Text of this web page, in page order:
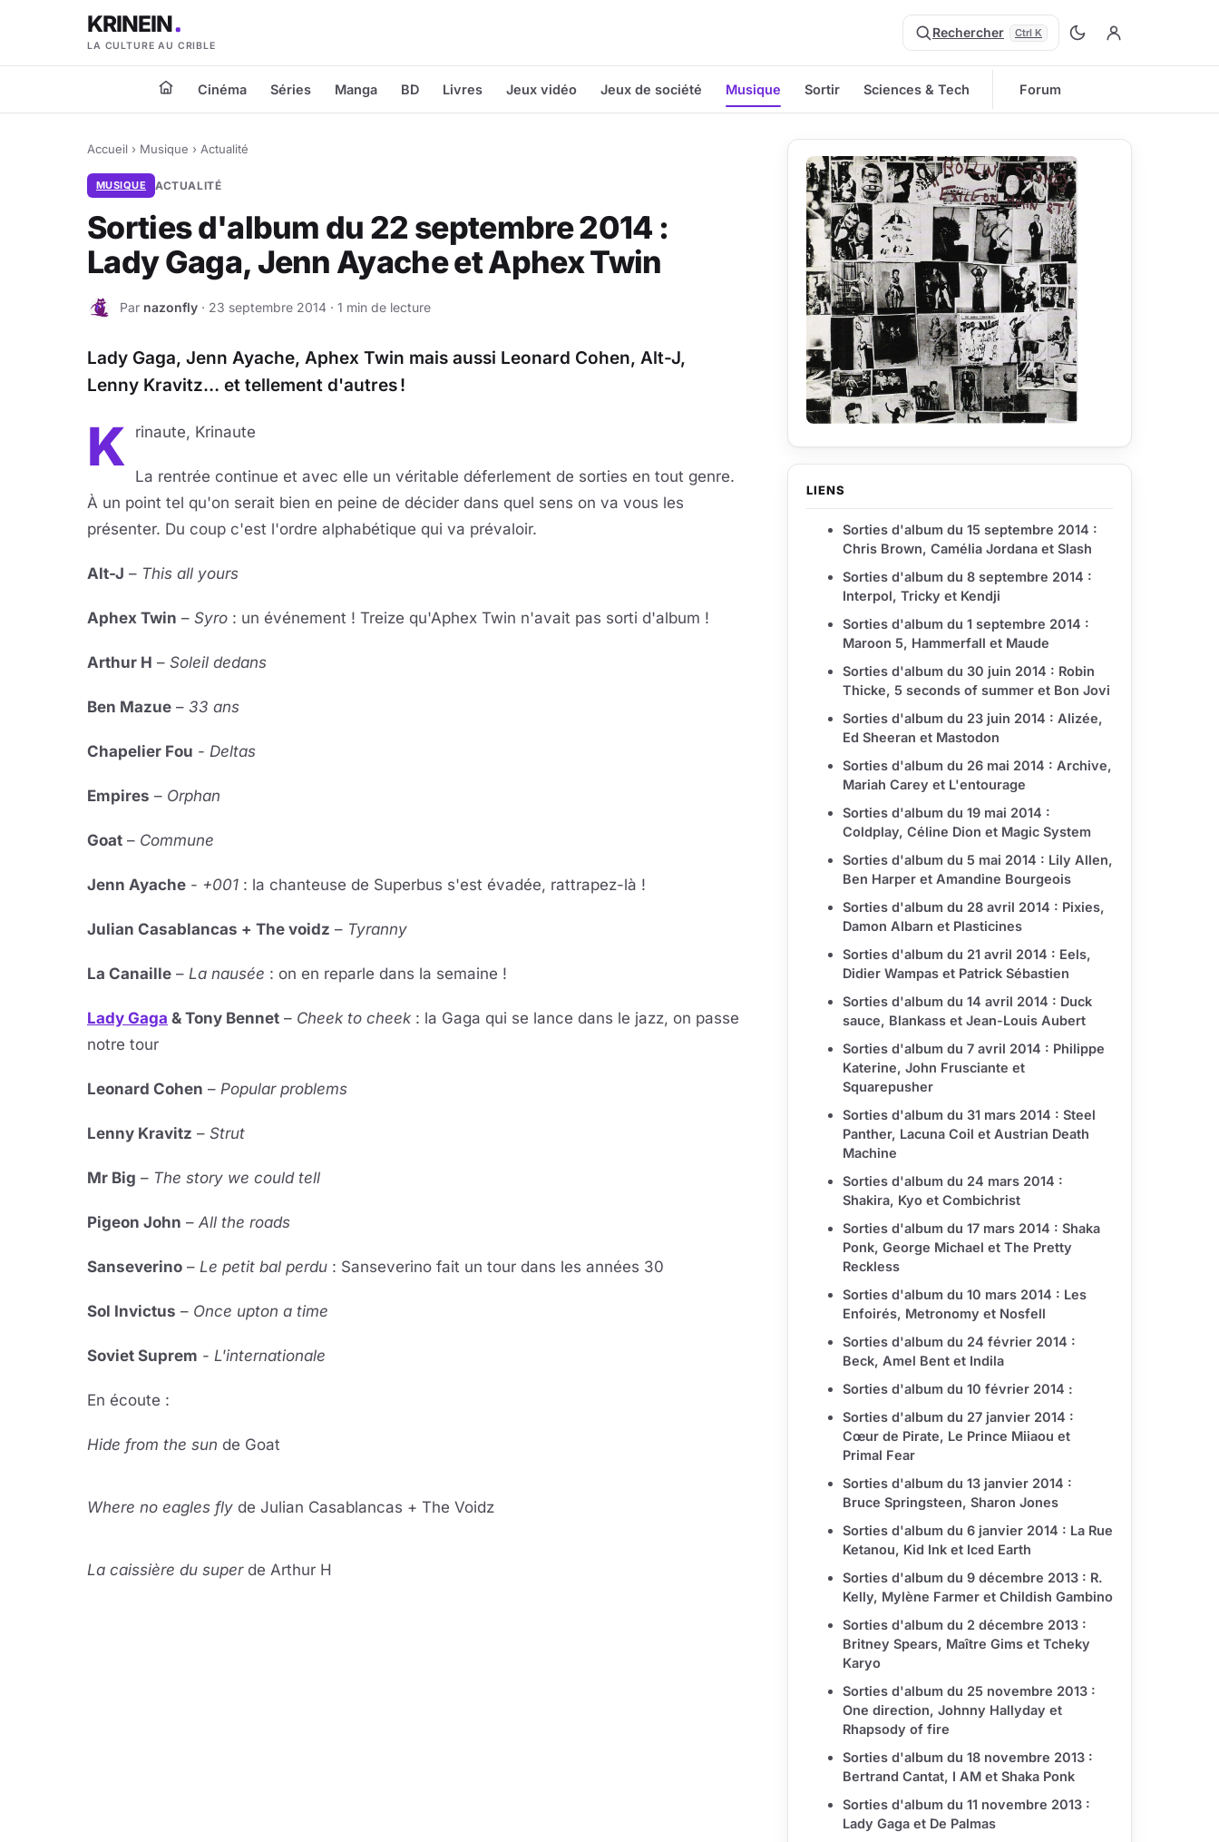
KRINEIN
LA CULTURE AU CRIBLE
Rechercher Ctrl K
Cinéma Séries Manga BD Livres Jeux vidéo Jeux de société Musique Sortir Sciences & Tech Forum
Accueil › Musique › Actualité
MUSIQUE ACTUALITÉ
Sorties d'album du 22 septembre 2014 :
Lady Gaga, Jenn Ayache et Aphex Twin
N Par nazonfly · 23 septembre 2014 · 1 min de lecture
Lady Gaga, Jenn Ayache, Aphex Twin mais aussi Leonard Cohen, Alt-J,
Lenny Kravitz… et tellement d'autres !
K rinaute, Krinaute
La rentrée continue et avec elle un véritable déferlement de sorties en tout genre.
À un point tel qu'on serait bien en peine de décider dans quel sens on va vous les
présenter. Du coup c'est l'ordre alphabétique qui va prévaloir.
Alt-J – This all yours
Aphex Twin – Syro : un événement ! Treize qu'Aphex Twin n'avait pas sorti d'album !
Arthur H – Soleil dedans
Ben Mazue – 33 ans
Chapelier Fou - Deltas
Empires – Orphan
Goat – Commune
Jenn Ayache - +001 : la chanteuse de Superbus s'est évadée, rattrapez-là !
Julian Casablancas + The voidz – Tyranny
La Canaille – La nausée : on en reparle dans la semaine !
Lady Gaga & Tony Bennet – Cheek to cheek : la Gaga qui se lance dans le jazz, on passe
notre tour
Leonard Cohen – Popular problems
Lenny Kravitz – Strut
Mr Big – The story we could tell
Pigeon John – All the roads
Sanseverino – Le petit bal perdu : Sanseverino fait un tour dans les années 30
Sol Invictus – Once upton a time
Soviet Suprem - L'internationale
En écoute :
Hide from the sun de Goat
YouTube · le lecteur se charge au clic
Where no eagles fly de Julian Casablancas + The Voidz
YouTube · le lecteur se charge au clic
La caissière du superde Arthur H
LIENS
Sorties d'album du 15 septembre 2014 :
Chris Brown, Camélia Jordana et Slash
Sorties d'album du 8 septembre 2014 :
Interpol, Tricky et Kendji
Sorties d'album du 1 septembre 2014 :
Maroon 5, Hammerfall et Maude
Sorties d'album du 30 juin 2014 : Robin
Thicke, 5 seconds of summer et Bon Jovi
Sorties d'album du 23 juin 2014 : Alizée,
Ed Sheeran et Mastodon
Sorties d'album du 26 mai 2014 : Archive,
Mariah Carey et L'entourage
Sorties d'album du 19 mai 2014 :
Coldplay, Céline Dion et Magic System
Sorties d'album du 5 mai 2014 : Lily Allen,
Ben Harper et Amandine Bourgeois
Sorties d'album du 28 avril 2014 : Pixies,
Damon Albarn et Plasticines
Sorties d'album du 21 avril 2014 : Eels,
Didier Wampas et Patrick Sébastien
Sorties d'album du 14 avril 2014 : Duck
sauce, Blankass et Jean-Louis Aubert
Sorties d'album du 7 avril 2014 : Philippe
Katerine, John Frusciante et
Squarepusher
Sorties d'album du 31 mars 2014 : Steel
Panther, Lacuna Coil et Austrian Death
Machine
Sorties d'album du 24 mars 2014 :
Shakira, Kyo et Combichrist
Sorties d'album du 17 mars 2014 : Shaka
Ponk, George Michael et The Pretty
Reckless
Sorties d'album du 10 mars 2014 : Les
Enfoirés, Metronomy et Nosfell
Sorties d'album du 24 février 2014 :
Beck, Amel Bent et Indila
Sorties d'album du 10 février 2014 :
Sorties d'album du 27 janvier 2014 :
Cœur de Pirate, Le Prince Miiaou et
Primal Fear
Sorties d'album du 13 janvier 2014 :
Bruce Springsteen, Sharon Jones
Sorties d'album du 6 janvier 2014 : La Rue
Ketanou, Kid Ink et Iced Earth
Sorties d'album du 9 décembre 2013 : R.
Kelly, Mylène Farmer et Childish Gambino
Sorties d'album du 2 décembre 2013 :
Britney Spears, Maître Gims et Tcheky
Karyo
Sorties d'album du 25 novembre 2013 :
One direction, Johnny Hallyday et
Rhapsody of fire
Sorties d'album du 18 novembre 2013 :
Bertrand Cantat, I AM et Shaka Ponk
Sorties d'album du 11 novembre 2013 :
Lady Gaga et De Palmas